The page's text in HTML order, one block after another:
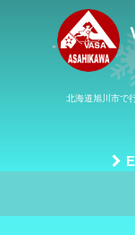
北海道旭川市で